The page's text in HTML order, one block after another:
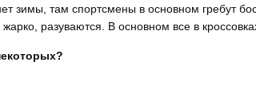
зимы, там спортсмены в основном гребут
разуваются. В основном все в